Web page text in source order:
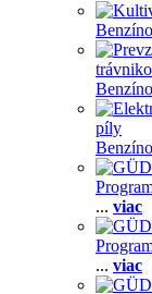
píly
... viac
... viac